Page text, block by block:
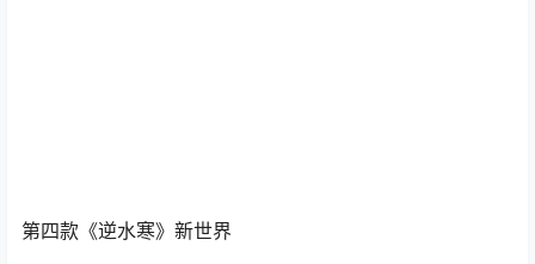
第四款《逆水寒》新世界